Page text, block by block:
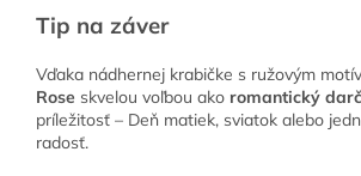
Tip na záver
Vďaka nádhernej krabičke s ružovým
Rose skvelou voľbou ako romantický
príležitosť – Deň matiek, sviatok alebo
radosť.